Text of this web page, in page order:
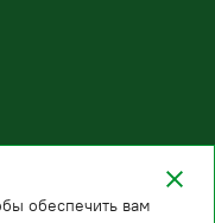
обеспечить вам